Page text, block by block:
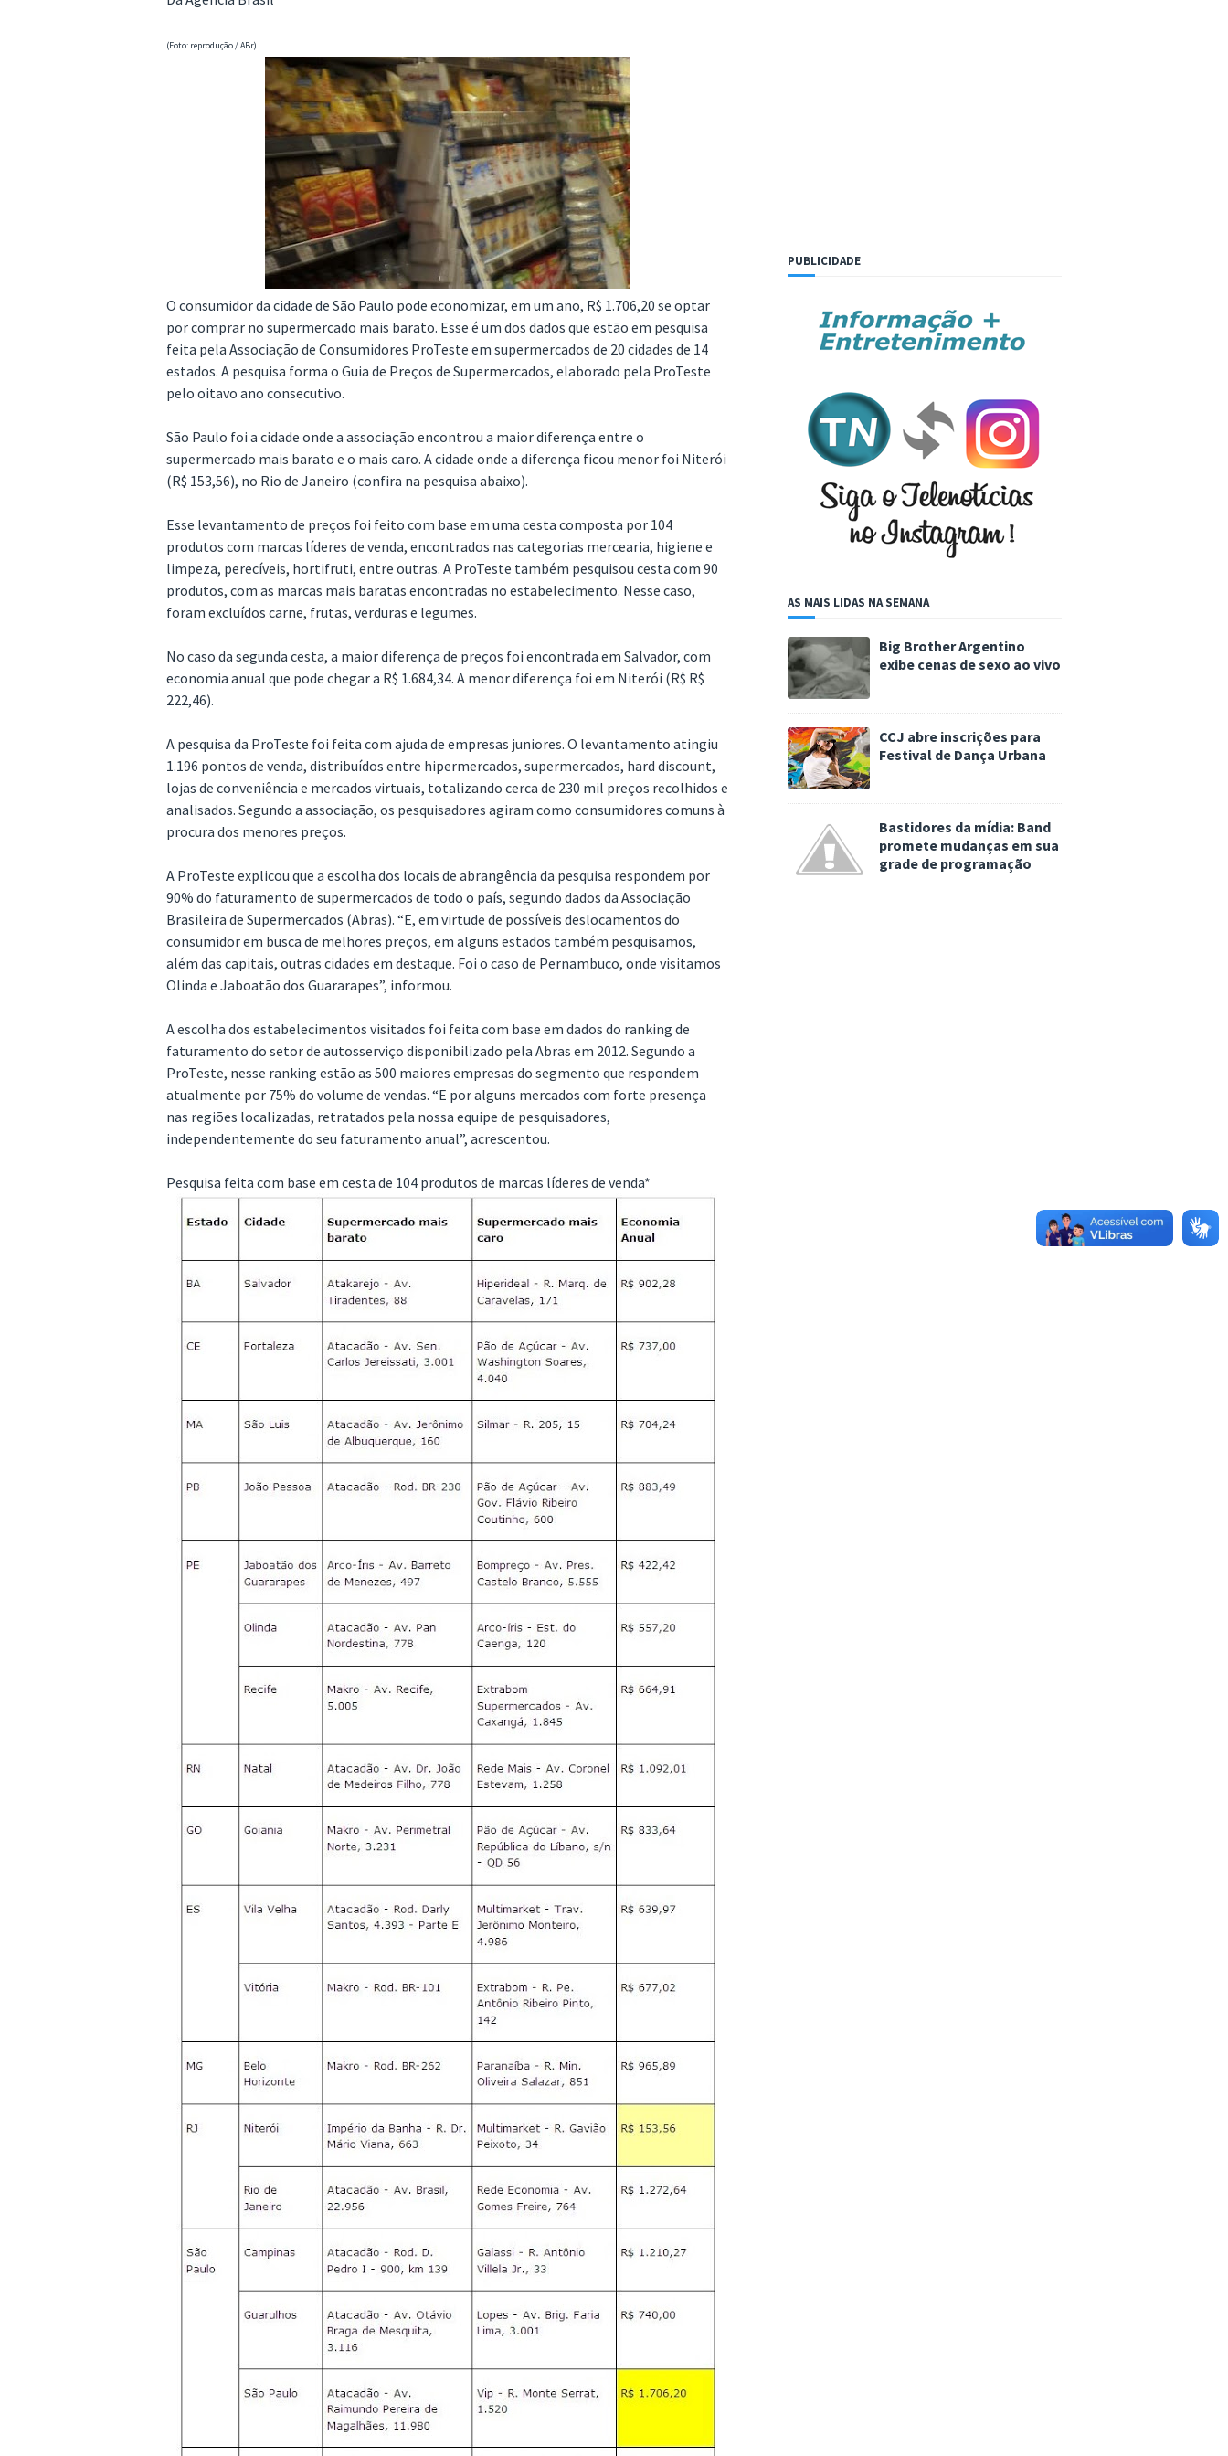
(Foto: reprodução / ABr)
O consumidor da cidade de São Paulo pode economizar, em um ano, R$ 1.706,20 se optar
por comprar no supermercado mais barato. Esse é um dos dados que estão em pesquisa
feita pela Associação de Consumidores ProTeste em supermercados de 20 cidades de 14
estados. A pesquisa forma o Guia de Preços de Supermercados, elaborado pela ProTeste
pelo oitavo ano consecutivo.
São Paulo foi a cidade onde a associação encontrou a maior diferença entre o
supermercado mais barato e o mais caro. A cidade onde a diferença ficou menor foi Niterói
(R$ 153,56), no Rio de Janeiro (confira na pesquisa abaixo).
Esse levantamento de preços foi feito com base em uma cesta composta por 104
produtos com marcas líderes de venda, encontrados nas categorias mercearia, higiene e
limpeza, perecíveis, hortifruti, entre outras. A ProTeste também pesquisou cesta com 90
produtos, com as marcas mais baratas encontradas no estabelecimento. Nesse caso,
foram excluídos carne, frutas, verduras e legumes.
No caso da segunda cesta, a maior diferença de preços foi encontrada em Salvador, com
economia anual que pode chegar a R$ 1.684,34. A menor diferença foi em Niterói (R$ R$
222,46).
A pesquisa da ProTeste foi feita com ajuda de empresas juniores. O levantamento atingiu
1.196 pontos de venda, distribuídos entre hipermercados, supermercados, hard discount,
lojas de conveniência e mercados virtuais, totalizando cerca de 230 mil preços recolhidos e
analisados. Segundo a associação, os pesquisadores agiram como consumidores comuns à
procura dos menores preços.
A ProTeste explicou que a escolha dos locais de abrangência da pesquisa respondem por
90% do faturamento de supermercados de todo o país, segundo dados da Associação
Brasileira de Supermercados (Abras). “E, em virtude de possíveis deslocamentos do
consumidor em busca de melhores preços, em alguns estados também pesquisamos,
além das capitais, outras cidades em destaque. Foi o caso de Pernambuco, onde visitamos
Olinda e Jaboatão dos Guararapes”, informou.
A escolha dos estabelecimentos visitados foi feita com base em dados do ranking de
faturamento do setor de autosserviço disponibilizado pela Abras em 2012. Segundo a
ProTeste, nesse ranking estão as 500 maiores empresas do segmento que respondem
atualmente por 75% do volume de vendas. “E por alguns mercados com forte presença
nas regiões localizadas, retratados pela nossa equipe de pesquisadores,
independentemente do seu faturamento anual”, acrescentou.
Pesquisa feita com base em cesta de 104 produtos de marcas líderes de venda*
PUBLICIDADE
AS MAIS LIDAS NA SEMANA
Big Brother Argentino
exibe cenas de sexo ao vivo
CCJ abre inscrições para
Festival de Dança Urbana
Bastidores da mídia: Band
promete mudanças em sua
grade de programação